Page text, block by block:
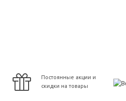
Постоянные акции и
скидки на товары